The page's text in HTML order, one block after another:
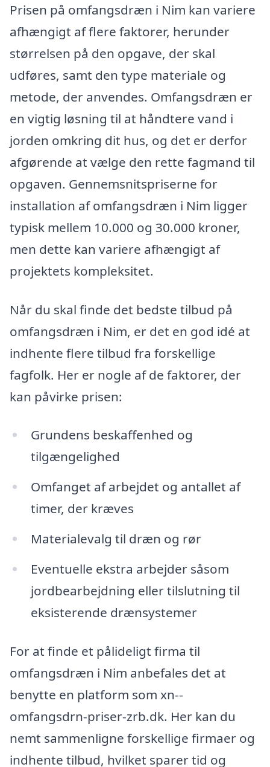
Prisen på omfangsdræn i Nim kan variere
afhængigt af flere faktorer, herunder
størrelsen på den opgave, der skal
udføres, samt den type materiale og
metode, der anvendes. Omfangsdræn er
en vigtig løsning til at håndtere vand i
jorden omkring dit hus, og det er derfor
afgørende at vælge den rette fagmand til
opgaven. Gennemsnitspriserne for
installation af omfangsdræn i Nim ligger
typisk mellem 10.000 og 30.000 kroner,
men dette kan variere afhængigt af
projektets kompleksitet.
Når du skal finde det bedste tilbud på
omfangsdræn i Nim, er det en god idé at
indhente flere tilbud fra forskellige
fagfolk. Her er nogle af de faktorer, der
kan påvirke prisen:
Grundens beskaffenhed og
tilgængelighed
Omfanget af arbejdet og antallet af
timer, der kræves
Materialevalg til dræn og rør
Eventuelle ekstra arbejder såsom
jordbearbejdning eller tilslutning til
eksisterende drænsystemer
For at finde et pålideligt firma til
omfangsdræn i Nim anbefales det at
benytte en platform som xn--
omfangsdrn-priser-zrb.dk. Her kan du
nemt sammenligne forskellige firmaer og
indhente tilbud, hvilket sparer tid og